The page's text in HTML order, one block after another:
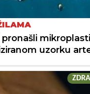
uzorku